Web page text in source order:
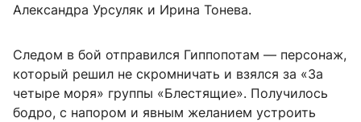
Александра Урсуляк и Ирина Тонева.
Следом в бой отправился Гиппопотам — персонаж,
который решил не скромничать и взялся за «За
четыре моря» группы «Блестящие». Получилось
бодро, с напором и явным желанием устроить